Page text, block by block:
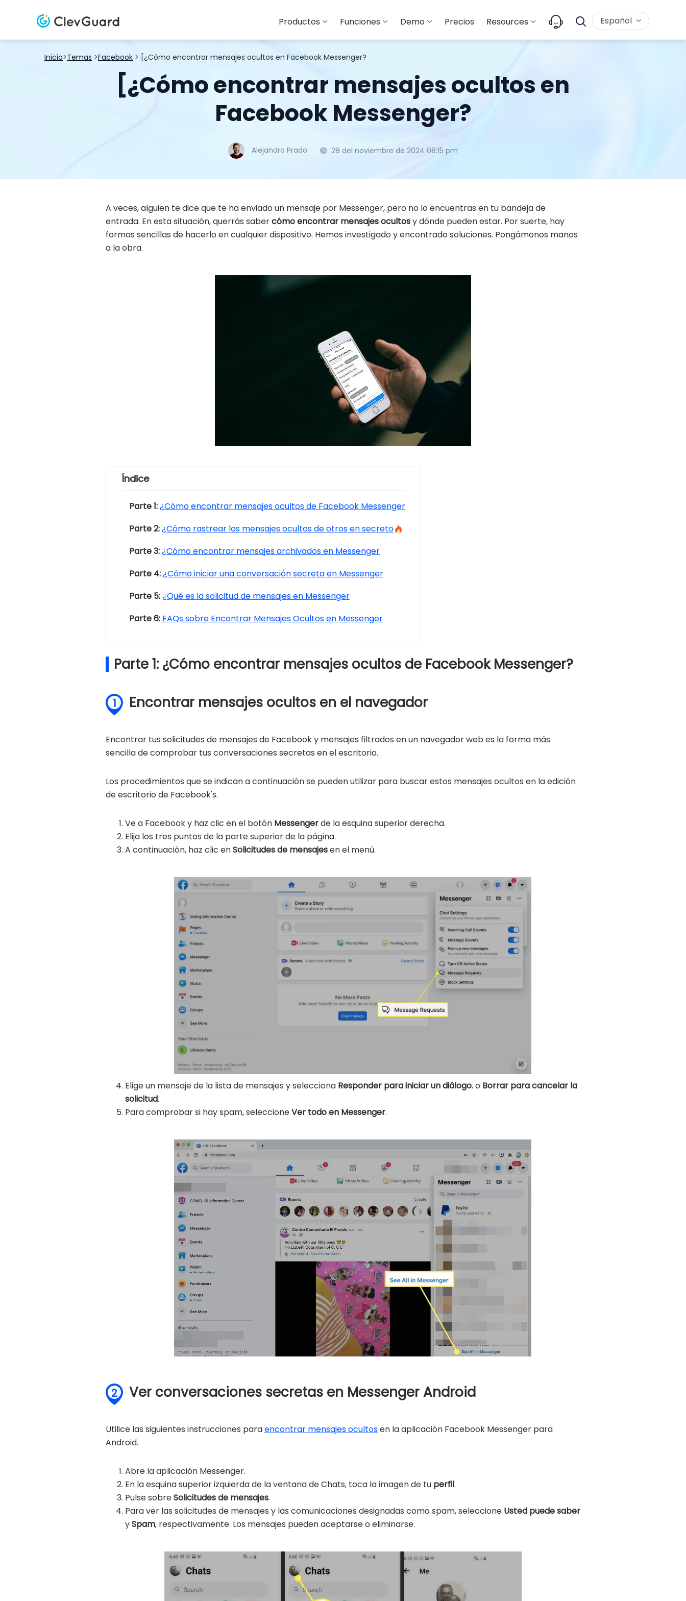
Productos Funciones Demo Precios Resources Español
Inicio>Temas >Facebook > [¿Cómo encontrar mensajes ocultos en Facebook Messenger?
[¿Cómo encontrar mensajes ocultos en
Facebook Messenger?
Alejandro Prado 28 del noviembre de 2024 08:15 pm
A veces, alguien te dice que te ha enviado un mensaje por Messenger, pero no lo encuentras en tu bandeja de
entrada. En esta situación, querrás sabercómo encontrar mensajes ocultosy dónde pueden estar. Por suerte, hay
formas sencillas de hacerlo en cualquier dispositivo. Hemos investigado y encontrado soluciones. Pongámonos manos
a la obra.
Índice
Parte 1:¿Cómo encontrar mensajes ocultos de Facebook Messenger
Parte 2:¿Cómo rastrear los mensajes ocultos de otros en secreto
Parte 3:¿Cómo encontrar mensajes archivados en Messenger
Parte 4:¿Cómo iniciar una conversación secreta en Messenger
Parte 5:¿Qué es la solicitud de mensajes en Messenger
Parte 6: FAQs sobre Encontrar Mensajes Ocultos en Messenger
Parte 1: ¿Cómo encontrar mensajes ocultos de Facebook Messenger?
1 Encontrar mensajes ocultos en el navegador
Encontrar tus solicitudes de mensajes de Facebook y mensajes filtrados en un navegador web es la forma más
sencilla de comprobar tus conversaciones secretas en el escritorio.
Los procedimientos que se indican a continuación se pueden utilizar para buscar estos mensajes ocultos en la edición
de escritorio de Facebook's.
Ve a Facebook y haz clic en el botón Messengerde la esquina superior derecha.
Elija los tres puntos de la parte superior de la página.
A continuación, haz clic enSolicitudes de mensajesen el menú.
Elige un mensaje de la lista de mensajes y selecciona Responder para iniciar un diálogo.o Borrar para cancelar la
solicitud.
Para comprobar si hay spam, seleccioneVer todo en Messenger.
2 Ver conversaciones secretas en Messenger Android
Utilice las siguientes instrucciones paraencontrar mensajes ocultosen la aplicación Facebook Messenger para
Android.
Abre la aplicación Messenger.
En la esquina superior izquierda de la ventana de Chats, toca la imagen de tu perfil.
Pulse sobreSolicitudes de mensajes.
Para ver las solicitudes de mensajes y las comunicaciones designadas como spam, seleccione Usted puede saber
ySpam, respectivamente. Los mensajes pueden aceptarse o eliminarse.